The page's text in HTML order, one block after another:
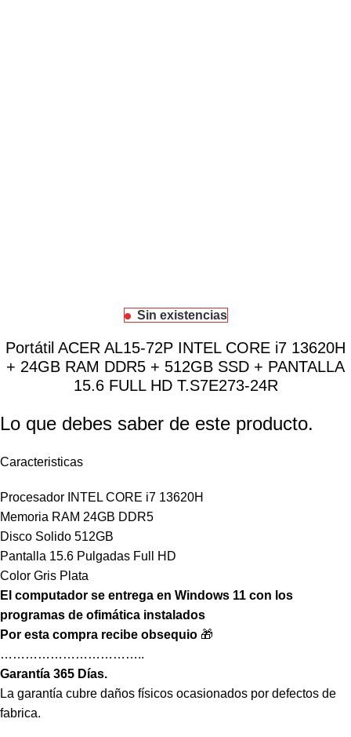
Sin existencias
Portátil ACER AL15-72P INTEL CORE i7 13620H
+ 24GB RAM DDR5 + 512GB SSD + PANTALLA
15.6 FULL HD T.S7E273-24R
Lo que debes saber de este producto.
Caracteristicas
Procesador INTEL CORE i7 13620H
Memoria RAM 24GB DDR5
Disco Solido 512GB
Pantalla 15.6 Pulgadas Full HD
Color Gris Plata
El computador se entrega en Windows 11 con los
programas de ofimática instalados
Por esta compra recibe obsequio 🎁
……………………………..
Garantía 365 Días.
La garantía cubre daños físicos ocasionados por defectos de
fabrica.